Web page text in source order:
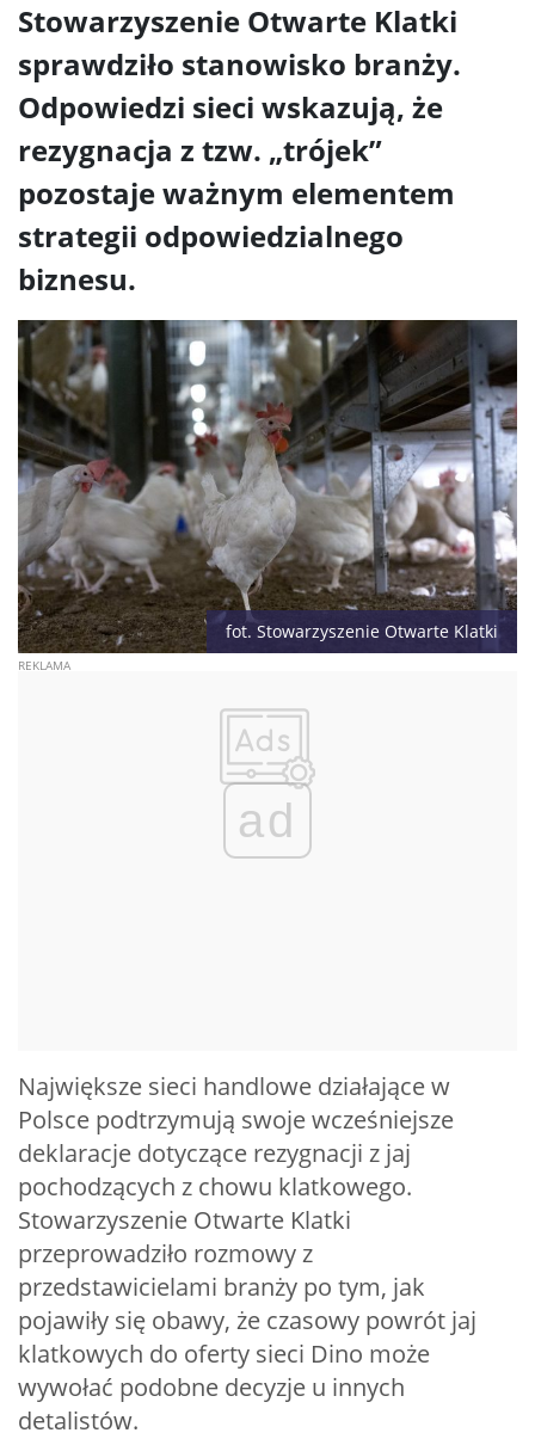
Stowarzyszenie Otwarte Klatki
sprawdziło stanowisko branży.
Odpowiedzi sieci wskazują, że
rezygnacja z tzw. „trójek”
pozostaje ważnym elementem
strategii odpowiedzialnego
biznesu.
fot. Stowarzyszenie Otwarte Klatki
ad
Największe sieci handlowe działające w
Polsce podtrzymują swoje wcześniejsze
deklaracje dotyczące rezygnacji z jaj
pochodzących z chowu klatkowego.
Stowarzyszenie Otwarte Klatki
przeprowadziło rozmowy z
przedstawicielami branży po tym, jak
pojawiły się obawy, że czasowy powrót jaj
klatkowych do oferty sieci Dino może
wywołać podobne decyzje u innych
detalistów.